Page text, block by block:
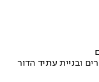
ובניית עתיד הדור